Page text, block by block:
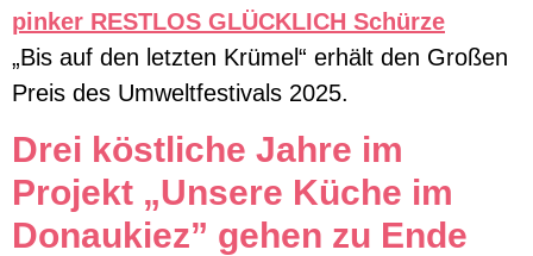
„Bis auf den letzten Krümel“ erhält den Großen
Preis des Umweltfestivals 2025.
Drei köstliche Jahre im
Projekt „Unsere Küche im
Donaukiez” gehen zu Ende